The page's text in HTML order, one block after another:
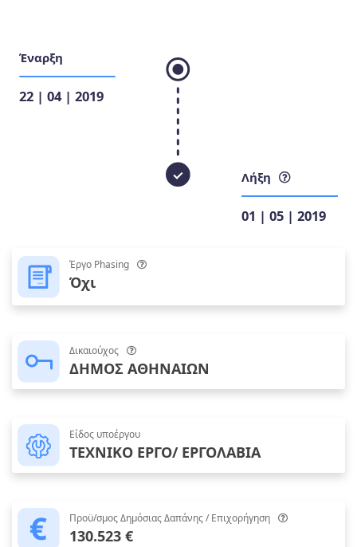
Έναρξη
22 | 04 | 2019
Λήξη
01 | 05 | 2019
Έργο Phasing
Όχι
Δικαιούχος
ΔΗΜΟΣ ΑΘΗΝΑΙΩΝ
Είδος υποέργου
ΤΕΧΝΙΚΟ ΕΡΓΟ/ ΕΡΓΟΛΑΒΙΑ
Προϋ/σμος Δημόσιας Δαπάνης / Επιχορήγηση
130.523 €